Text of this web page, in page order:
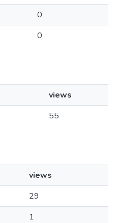
0
0
views
55
views
29
1